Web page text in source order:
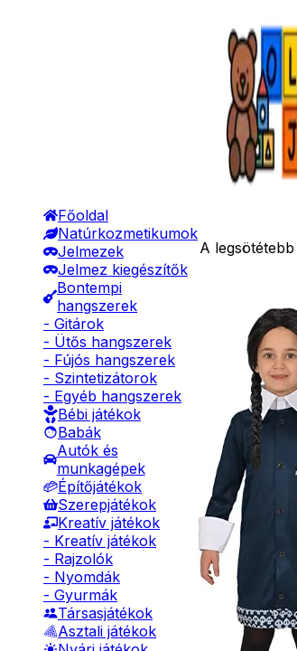
Főoldal
Natúrkozmetikumok
Jelmezek
Jelmez kiegészítők
Bontempi
hangszerek
- Gitárok
- Ütős hangszerek
- Fújós hangszerek
- Szintetizátorok
- Egyéb hangszerek
Bébi játékok
Babák
Autók és
munkagépek
Építőjátékok
Szerepjátékok
Kreatív játékok
- Kreatív játékok
- Rajzolók
- Nyomdák
- Gyurmák
Társasjátékok
Asztali játékok
A